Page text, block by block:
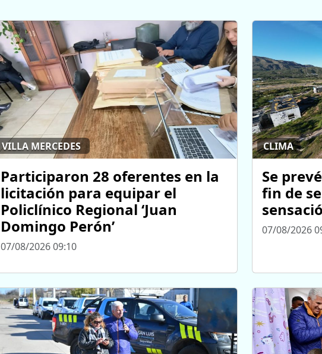
VILLA MERCEDES
Participaron 28 oferentes en la
licitación para equipar el
Policlínico Regional ‘Juan
Domingo Perón’
07/08/2026 09:10
CLIMA
Se
fin de
07/08/2026